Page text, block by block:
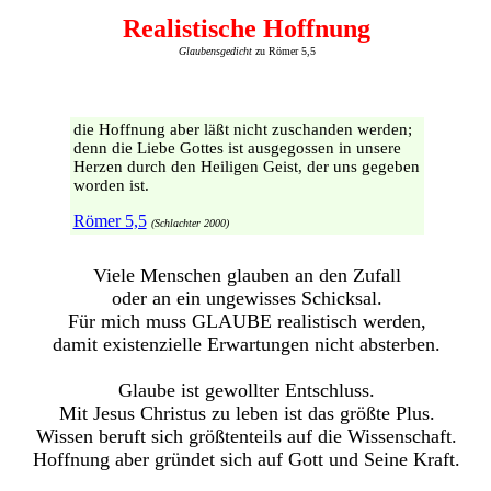
Realistische Hoffnung
Glaubensgedichtzu Römer 5,5
die Hoffnung aber läßt nicht zuschanden werden;
denn die Liebe Gottes ist ausgegossen in unsere
Herzen durch den Heiligen Geist, der uns gegeben
worden ist.
Römer 5,5 (Schlachter 2000)
Viele Menschen glauben an den Zufall
oder an ein ungewisses Schicksal.
Für mich muss GLAUBE realistisch werden,
damit existenzielle Erwartungen nicht absterben.
Glaube ist gewollter Entschluss.
Mit Jesus Christus zu leben ist das größte Plus.
Wissen beruft sich größtenteils auf die Wissenschaft.
Hoffnung aber gründet sich auf Gott und Seine Kraft.